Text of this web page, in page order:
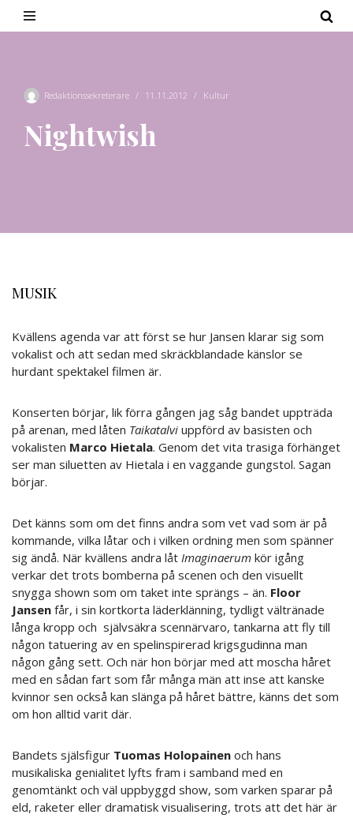
Redaktionssekreterare 11.11.2012 Kultur
Nightwish
MUSIK
Kvällens agenda var att först se hur Jansen klarar sig som
vokalist och att sedan med skräckblandade känslor se
hurdant spektakel filmen är.
Konserten börjar, lik förra gången jag såg bandet uppträda
på arenan, med låten Taikatalvi uppförd av basisten och
vokalisten Marco Hietala. Genom det vita trasiga förhänget
ser man siluetten av Hietala i en vaggande gungstol. Sagan
börjar.
Det känns som om det finns andra som vet vad som är på
kommande, vilka låtar och i vilken ordning men som spänner
sig ändå. När kvällens andra låt Imaginaerum kör igång
verkar det trots bomberna på scenen och den visuellt
snygga shown som om taket inte sprängs – än. Floor
Jansen får, i sin kortkorta läderklänning, tydligt vältränade
långa kropp och självsäkra scennärvaro, tankarna att fly till
någon tatuering av en spelinspirerad krigsgudinna man
någon gång sett. Och när hon börjar med att moscha håret
med en sådan fart som får många män att inse att kanske
kvinnor sen också kan slänga på håret bättre, känns det som
om hon alltid varit där.
Bandets själsfigur Tuomas Holopainen och hans
musikaliska genialitet lyfts fram i samband med en
genomtänkt och väl uppbyggd show, som varken sparar på
eld, raketer eller dramatisk visualisering, trots att det här är